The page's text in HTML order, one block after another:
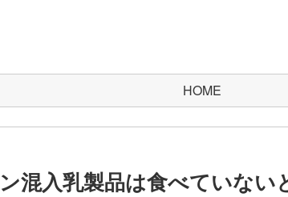
HOME
混入乳製品は食べていない